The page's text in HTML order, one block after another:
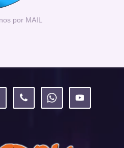
por MAIL